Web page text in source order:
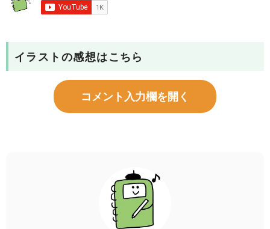
イラストの感想はこちら
コメント入力欄を開く